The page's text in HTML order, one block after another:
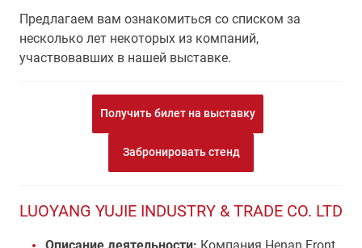
Предлагаем вам ознакомиться со списком за
несколько лет некоторых из компаний,
участвовавших в нашей выставке.
Получить билет на выставку
Забронировать стенд
LUOYANG YUJIE INDUSTRY & TRADE CO. LTD